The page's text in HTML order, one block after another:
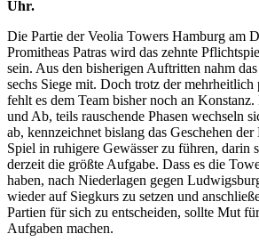
Uhr.
Die Partie der Veolia Towers Hamburg am
Promitheas Patras wird das zehnte
sein. Aus den bisherigen Auftritten nahm
sechs Siege mit. Doch trotz der mehrheitlich
fehlt es dem Team bisher noch an
und Ab, teils rauschende Phasen wechseln
ab, kennzeichnet bislang das Geschehen der
Spiel in ruhigere Gewässer zu führen, darin
derzeit die größte Aufgabe. Dass es die
haben, nach Niederlagen gegen
wieder auf Siegkurs zu setzen und
Partien für sich zu entscheiden, sollte Mut
Aufgaben machen.